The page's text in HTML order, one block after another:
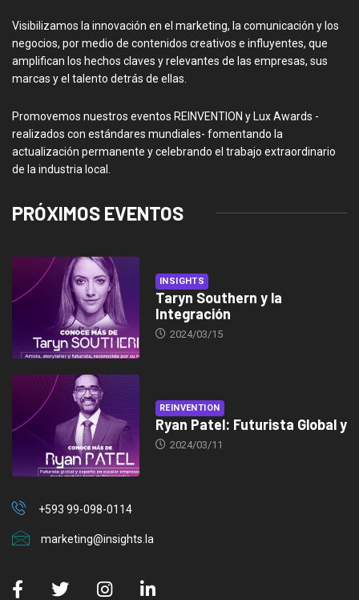
Visibilizamos la innovación en el marketing, la comunicación y los
negocios, por medio de contenidos creativos e influyentes, que
amplifican los hechos claves y relevantes de las empresas, sus
marcas y el talento detrás de ellas.
Promovemos nuestros eventos REINVENTION y Lux Awards -
realizados con estándares mundiales- fomentando la
actualización permanente y celebrando el trabajo extraordinario
de la industria local.
PRÓXIMOS EVENTOS
INSIGHTS
Taryn Southern y la
Integración
2024/03/15
REINVENTION
Ryan Patel: Futurista Global y
2024/03/11
+593 99-098-0114
marketing@insights.la